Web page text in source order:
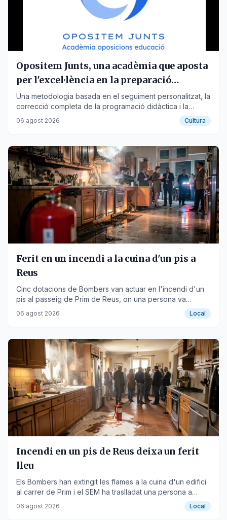
Opositem Junts, una acadèmia que aposta
per l'excel·lència en la preparació
d'oposicions docents
Una metodologia basada en el seguiment personalitzat, la
correcció completa de la programació didàctica i la
preparació pràctica ha convertit Opositem Junts en una
de les acadèmies online de referència per a oposicions
06 agost 2026 Cultura
Ferit en un incendi a la cuina d'un pis a
Reus
Cinc dotacions de Bombers van actuar en l'incendi d'un
pis al passeig de Prim de Reus, on una persona va
resultar ferida.
06 agost 2026 Local
Incendi en un pis de Reus deixa un ferit
lleu
Els Bombers han extingit les flames a la cuina d'un edifici
al carrer de Prim i el SEM ha traslladat una persona a
l'hospital.
06 agost 2026 Local